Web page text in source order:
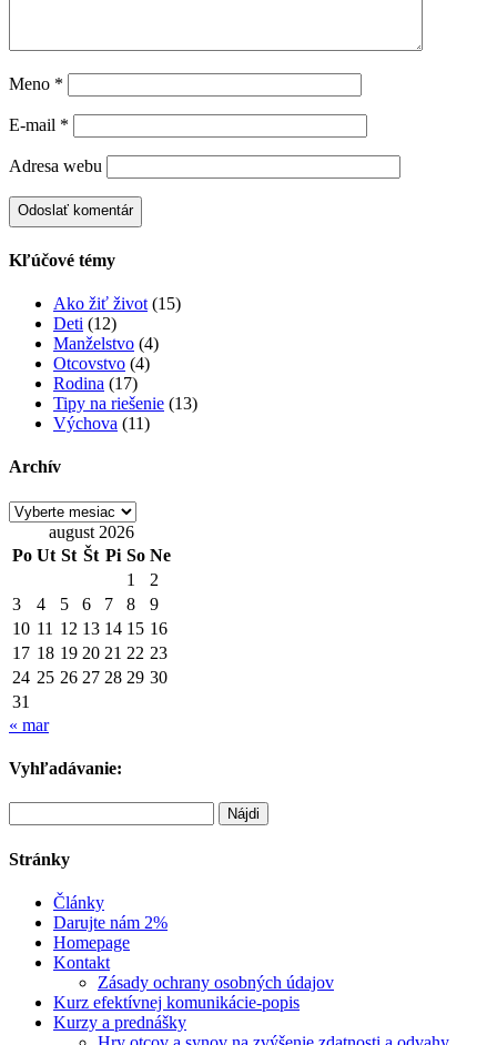
Meno *
E-mail *
Adresa webu
Kľúčové témy
Ako žiť život (15)
Deti (12)
Manželstvo (4)
Otcovstvo (4)
Rodina (17)
Tipy na riešenie (13)
Výchova (11)
Archív
Archív
august 2026
Po Ut St Št Pi So Ne
1
2
3
4 5 6 7 8
9
10 11 12 13 14 15 16
17 18 19 20 21 22 23
24 25 26 27 28 29 30
31
« mar
Vyhľadávanie:
Stránky
Články
Darujte nám 2%
Homepage
Kontakt
Zásady ochrany osobných údajov
Kurz efektívnej komunikácie-popis
Kurzy a prednášky